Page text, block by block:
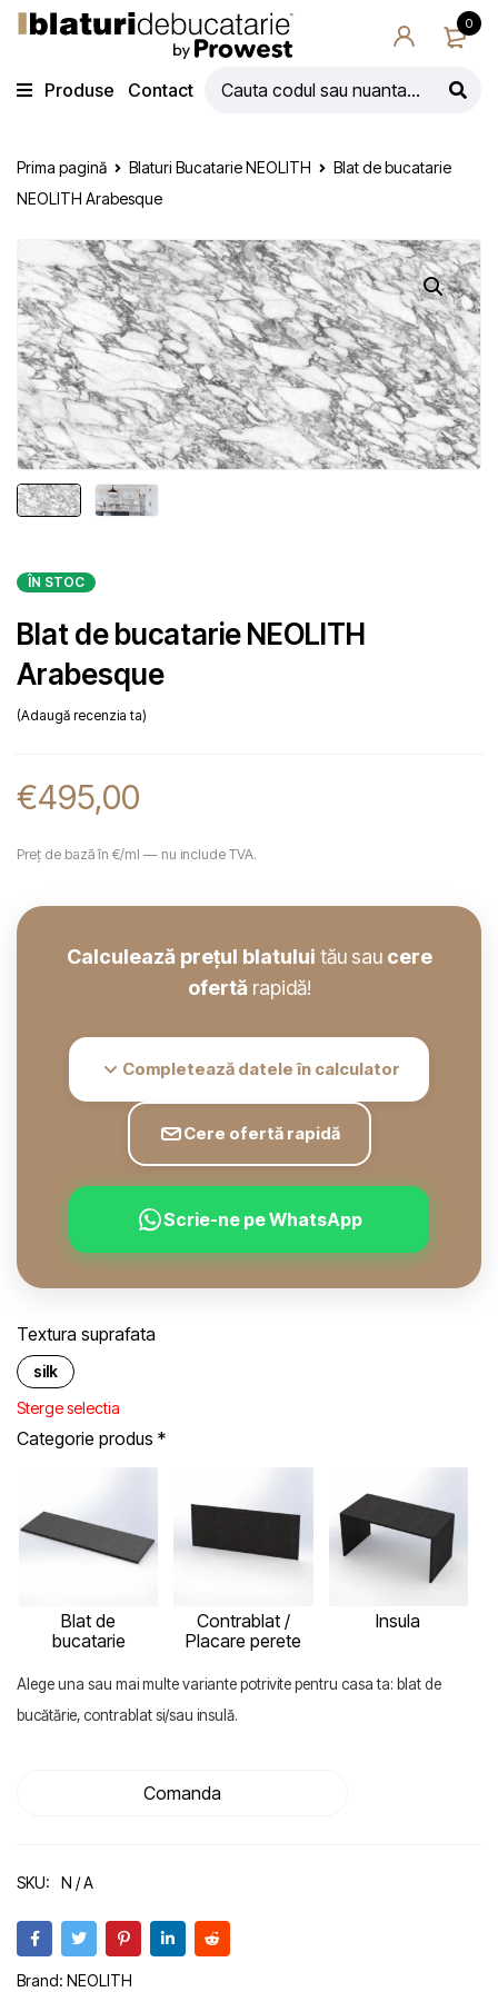
0
Produse Contact
Prima pagină Blaturi Bucatarie NEOLITH
Blat de bucatarie
NEOLITH Arabesque
ÎN STOC
Blat de bucatarie NEOLITH
Arabesque
Adaugă recenzia ta
€495,00
Preț de bază în €/ml — nu include TVA.
Calculează prețul blatului tău sau cere
ofertă rapidă!
Completează datele în calculator
Cere ofertă rapidă
Scrie-ne pe WhatsApp
Textura suprafata
silk
Sterge selectia
Categorie produs *
Blat de
bucatarie
Contrablat /
Placare perete
Insula
Alege una sau mai multe variante potrivite pentru casa ta: blat de
bucătărie, contrablat si/sau insulă.
Comanda
SKU: N / A
Brand: NEOLITH